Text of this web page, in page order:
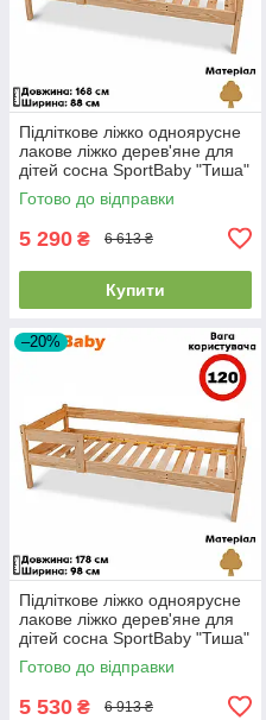
Підліткове ліжко одноярусне
лакове ліжко дерев'яне для
дітей сосна SportBaby "Тиша"
(80х170см)
Готово до відправки
5 290 ₴ 6 613 ₴
Купити
–20%
Підліткове ліжко одноярусне
лакове ліжко дерев'яне для
дітей сосна SportBaby "Тиша"
(90x170см)
Готово до відправки
5 530 ₴ 6 913 ₴